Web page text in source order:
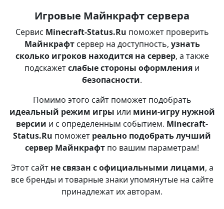
Игровые Майнкрафт сервера
Сервис Minecraft-Status.Ru поможет проверить
Майнкрафтсервер на доступность, узнать
сколько игроков находится на сервер, а также
подскажетслабые стороны оформления и
безопасности.
Помимо этого сайт поможет подобрать
идеальный режим игры или мини-игру нужной
версии и с определенным событием. Minecraft-
Status.Ru поможет реально подобрать лучший
сервер Майнкрафт по вашим параметрам!
Этот сайт не связан с официальными лицами, а
все бренды и товарные знаки упомянутые на сайте
принадлежат их авторам.